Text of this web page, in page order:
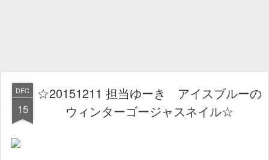
DEC
15
☆20151211 担当ゆーき アイスブルーの
ウィンターゴージャスネイル☆